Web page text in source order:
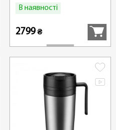
В наявності
2799₴